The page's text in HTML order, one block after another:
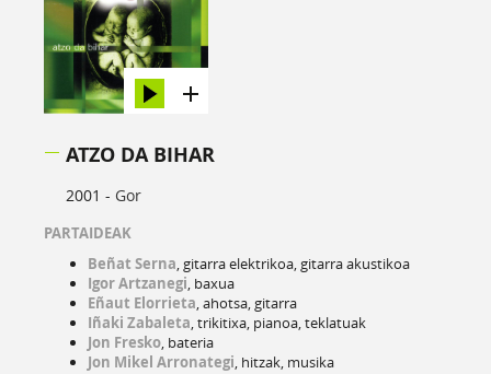
ATZO DA BIHAR
2001 - Gor
PARTAIDEAK
Beñat Serna, gitarra elektrikoa, gitarra akustikoa
Igor Artzanegi, baxua
Eñaut Elorrieta, ahotsa, gitarra
Iñaki Zabaleta, trikitixa, pianoa, teklatuak
Jon Fresko, bateria
Jon Mikel Arronategi, hitzak, musika